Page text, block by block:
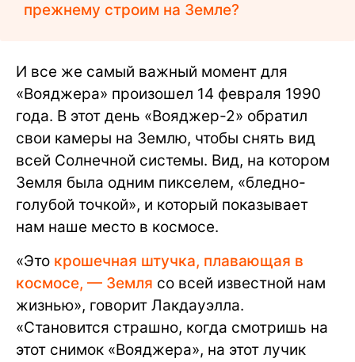
прежнему строим на Земле?
И все же самый важный момент для
«Вояджера» произошел 14 февраля 1990
года. В этот день «Вояджер-2» обратил
свои камеры на Землю, чтобы снять вид
всей Солнечной системы. Вид, на котором
Земля была одним пикселем, «бледно-
голубой точкой», и который показывает
нам наше место в космосе.
«Это крошечная штучка, плавающая в
космосе, — Земля со всей известной нам
жизнью», говорит Лакдауэлла.
«Становится страшно, когда смотришь на
этот снимок «Вояджера», на этот лучик